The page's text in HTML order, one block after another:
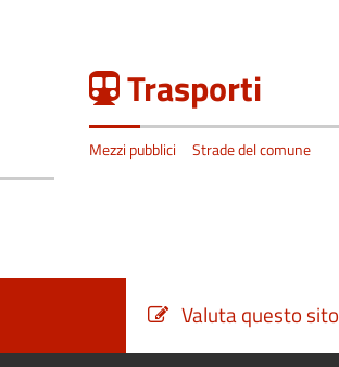
Trasporti
Mezzi pubblici Strade del comune
Valuta questo sito